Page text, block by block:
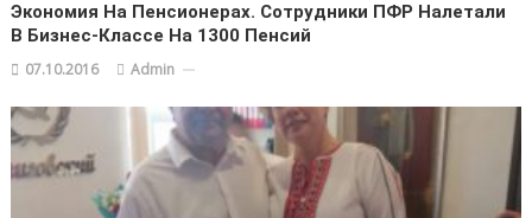
Экономия На Пенсионерах. Сотрудники ПФР Налетали
В Бизнес-Классе На 1300 Пенсий
07.10.2016 Admin